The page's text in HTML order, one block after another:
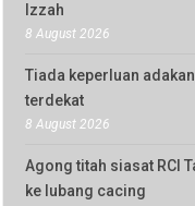
Izzah
8 August 2026
Tiada keperluan
terdekat
8 August 2026
Agong titah siasat RCI
ke lubang cacing